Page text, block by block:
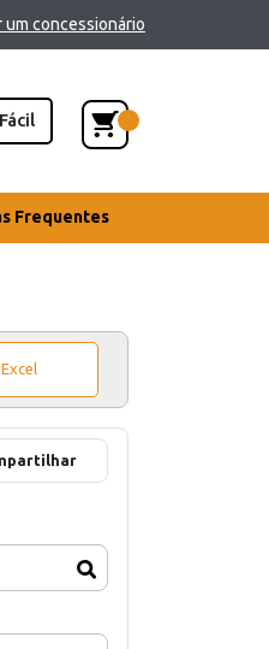
um concessionário
Frequentes